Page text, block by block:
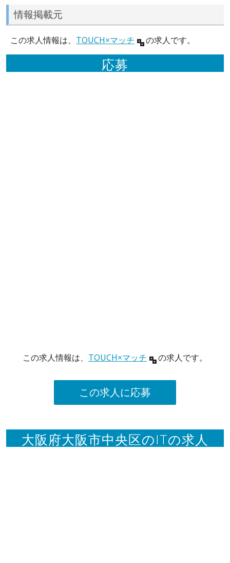
情報掲載元
この求人情報は、 TOUCH×マッチ の求人です。
応募
この求人情報は、 TOUCH×マッチ の求人です。
この求人に応募
大阪府大阪市中央区のITの求人